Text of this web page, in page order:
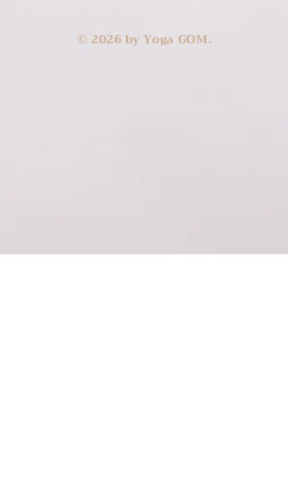
​© 2026 by Yoga GOM.